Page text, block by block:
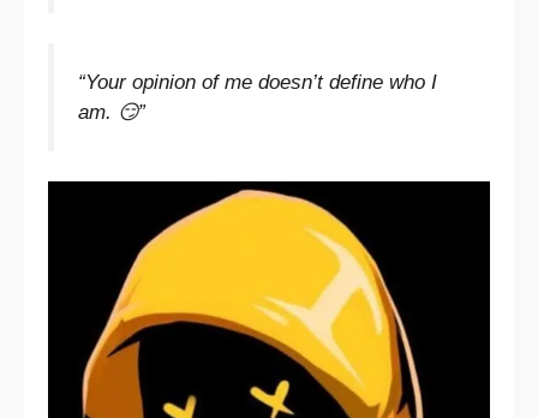
“Your opinion of me doesn’t define who I
am. 😏”